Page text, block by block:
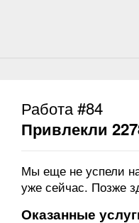
Работа #84
Привлекли
Мы еще не успели
уже сейчас. Позже
Оказанные